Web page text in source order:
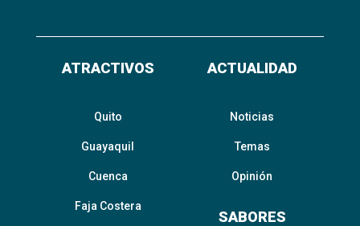
ATRACTIVOS
Quito
Guayaquil
Cuenca
Faja Costera
ACTUALIDAD
Noticias
Temas
Opinión
SABORES